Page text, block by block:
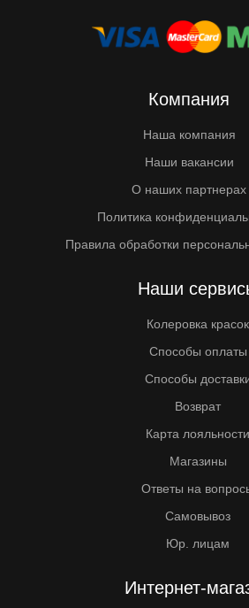
Компания
Наша компания
Наши вакансии
О наших партнерах
Политика
Правила обработки
Наши
Колеровка красок
Способы оплаты
Способы
Возврат
Карта лояльности
Магазины
Ответы на
Самовывоз
Юр. лицам
Интернет-